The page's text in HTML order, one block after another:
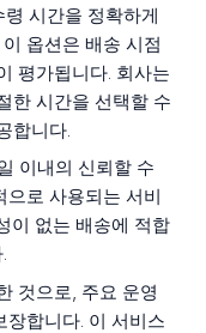
시간을 정확하게
옵션은 배송 시점
평가됩니다. 회사는
한 시간을 선택할 수
합니다.
이내의 신뢰할 수
으로 사용되는 서비
이 없는 배송에 적합
것으로, 주요 운영
합니다. 이 서비스